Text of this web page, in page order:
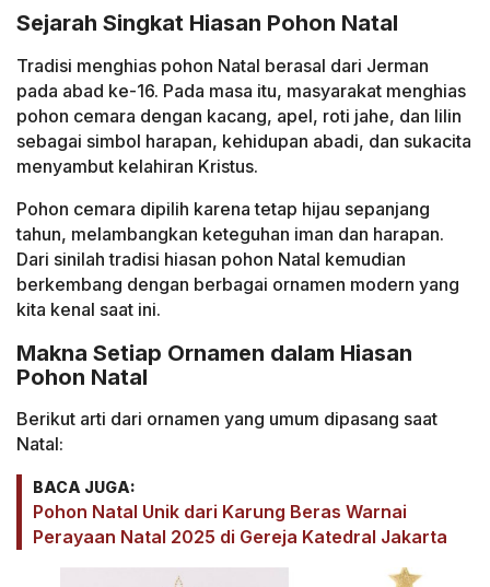
Sejarah Singkat Hiasan Pohon Natal
Tradisi menghias pohon Natal berasal dari Jerman
pada abad ke-16. Pada masa itu, masyarakat menghias
pohon cemara dengan kacang, apel, roti jahe, dan lilin
sebagai simbol harapan, kehidupan abadi, dan sukacita
menyambut kelahiran Kristus.
Pohon cemara dipilih karena tetap hijau sepanjang
tahun, melambangkan keteguhan iman dan harapan.
Dari sinilah tradisi hiasan pohon Natal kemudian
berkembang dengan berbagai ornamen modern yang
kita kenal saat ini.
Makna Setiap Ornamen dalam Hiasan
Pohon Natal
Berikut arti dari ornamen yang umum dipasang saat
Natal:
BACA JUGA:
Pohon Natal Unik dari Karung Beras Warnai
Perayaan Natal 2025 di Gereja Katedral Jakarta